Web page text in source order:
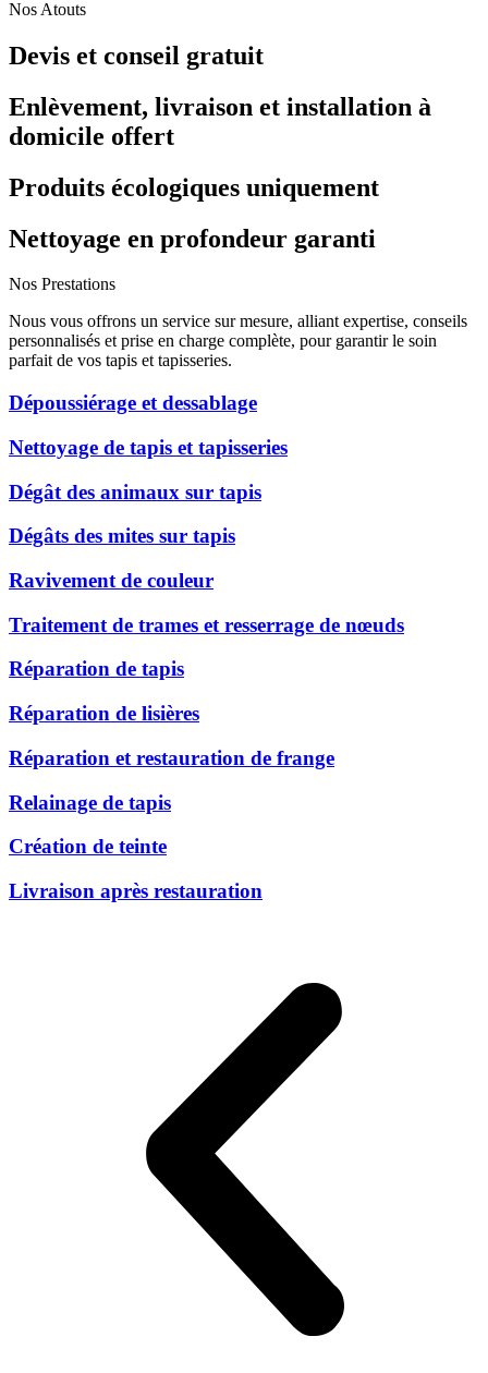
Nos Atouts
Devis et conseil gratuit
Enlèvement, livraison et installation à
domicile offert
Produits écologiques uniquement
Nettoyage en profondeur garanti
Nos Prestations
Nous vous offrons un service sur mesure, alliant expertise, conseils
personnalisés et prise en charge complète, pour garantir le soin
parfait de vos tapis et tapisseries.
Dépoussiérage et dessablage
Nettoyage de tapis et tapisseries
Dégât des animaux sur tapis
Dégâts des mites sur tapis
Ravivement de couleur
Traitement de trames et resserrage de nœuds
Réparation de tapis
Réparation de lisières
Réparation et restauration de frange
Relainage de tapis
Création de teinte
Livraison après restauration